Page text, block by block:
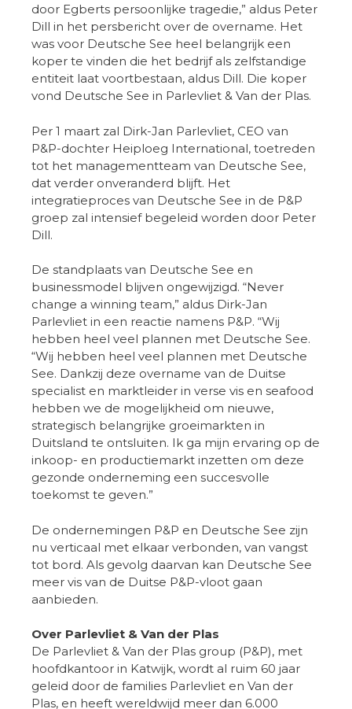
door Egberts persoonlijke tragedie,” aldus Peter
Dill in het persbericht over de overname. Het
was voor Deutsche See heel belangrijk een
koper te vinden die het bedrijf als zelfstandige
entiteit laat voortbestaan, aldus Dill. Die koper
vond Deutsche See in Parlevliet & Van der Plas.
Per 1 maart zal Dirk-Jan Parlevliet, CEO van
P&P-dochter Heiploeg International, toetreden
tot het managementteam van Deutsche See,
dat verder onveranderd blijft. Het
integratieproces van Deutsche See in de P&P
groep zal intensief begeleid worden door Peter
Dill.
De standplaats van Deutsche See en
businessmodel blijven ongewijzigd. “Never
change a winning team,” aldus Dirk-Jan
Parlevliet in een reactie namens P&P. “Wij
hebben heel veel plannen met Deutsche See.
“Wij hebben heel veel plannen met Deutsche
See. Dankzij deze overname van de Duitse
specialist en marktleider in verse vis en seafood
hebben we de mogelijkheid om nieuwe,
strategisch belangrijke groeimarkten in
Duitsland te ontsluiten. Ik ga mijn ervaring op de
inkoop- en productiemarkt inzetten om deze
gezonde onderneming een succesvolle
toekomst te geven.”
De ondernemingen P&P en Deutsche See zijn
nu verticaal met elkaar verbonden, van vangst
tot bord. Als gevolg daarvan kan Deutsche See
meer vis van de Duitse P&P-vloot gaan
aanbieden.
Over Parlevliet & Van der Plas
De Parlevliet & Van der Plas group (P&P), met
hoofdkantoor in Katwijk, wordt al ruim 60 jaar
geleid door de families Parlevliet en Van der
Plas, en heeft wereldwijd meer dan 6.000